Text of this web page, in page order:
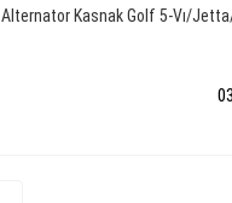
Alternator Kasnak Golf 5-Vı/